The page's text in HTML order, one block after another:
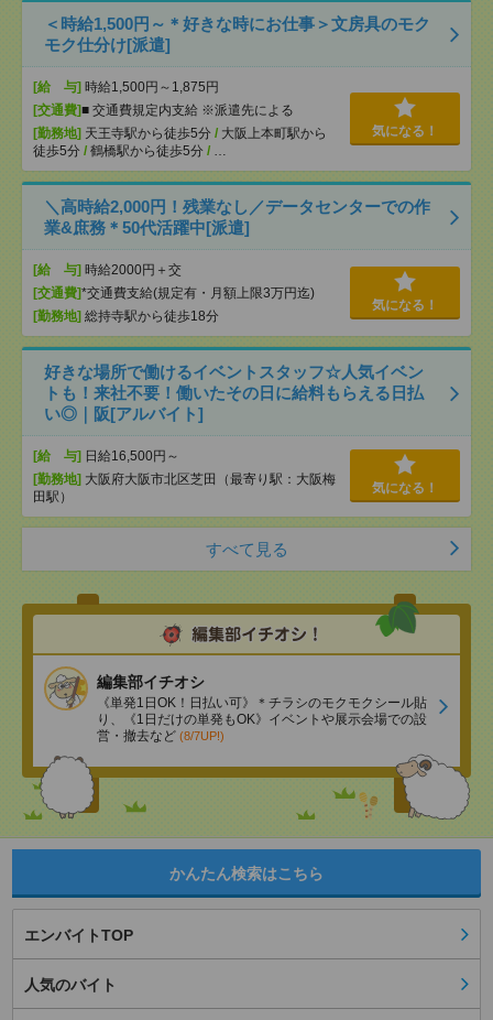
＜時給1,500円～＊好きな時にお仕事＞文房具のモク
モク仕分け[派遣]
[給 与] 時給1,500円～1,875円
[交通費]■ 交通費規定内支給 ※派遣先による
[勤務地] 天王寺駅から徒歩5分 / 大阪上本町駅から
徒歩5分 / 鶴橋駅から徒歩5分 / …
気になる！
＼高時給2,000円！残業なし／データセンターでの作
業&庶務＊50代活躍中[派遣]
[給 与] 時給2000円＋交
[交通費]*交通費支給(規定有・月額上限3万円迄)
[勤務地] 総持寺駅から徒歩18分
気になる！
好きな場所で働けるイベントスタッフ☆人気イベン
トも！来社不要！働いたその日に給料もらえる日払
い◎｜阪[アルバイト]
[給 与] 日給16,500円～
[勤務地] 大阪府大阪市北区芝田（最寄り駅：大阪梅
田駅）
気になる！
すべて見る
編集部イチオシ
《単発1日OK！日払い可》＊チラシのモクモクシール貼
り、《1日だけの単発もOK》イベントや展示会場での設
営・撤去など (8/7UP!)
かんたん検索はこちら
エンバイトTOP
人気のバイト